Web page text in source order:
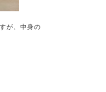
が、中身の